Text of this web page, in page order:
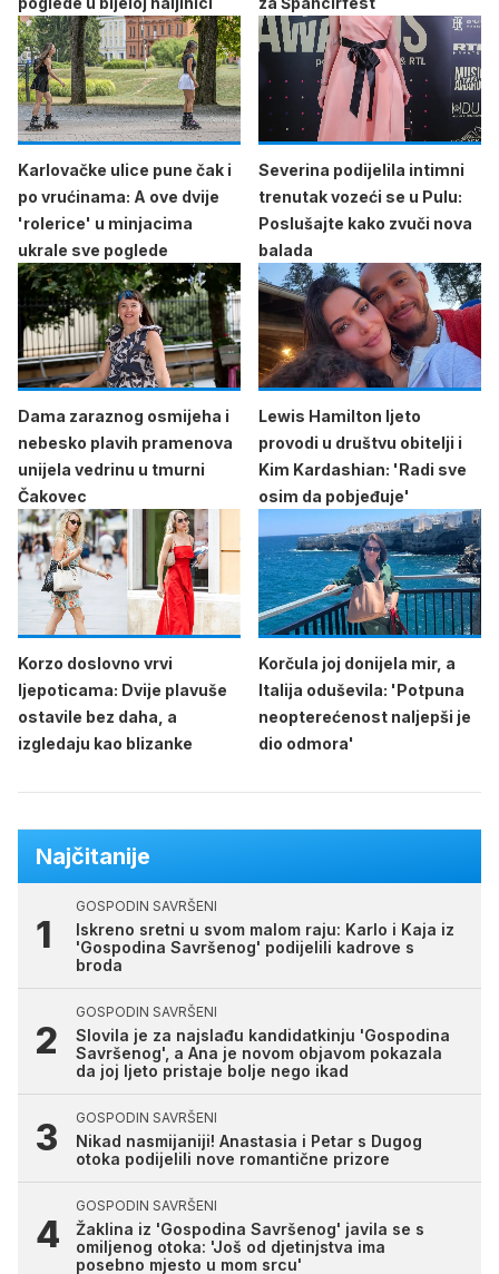
Karlovačke ulice pune čak i
po vrućinama: A ove dvije
'rolerice' u minjacima
ukrale sve poglede
Severina podijelila intimni
trenutak vozeći se u Pulu:
Poslušajte kako zvuči nova
balada
Dama zaraznog osmijeha i
nebesko plavih pramenova
unijela vedrinu u tmurni
Čakovec
Lewis Hamilton ljeto
provodi u društvu obitelji i
Kim Kardashian: 'Radi sve
osim da pobjeđuje'
Korzo doslovno vrvi
ljepoticama: Dvije plavuše
ostavile bez daha, a
izgledaju kao blizanke
Korčula joj donijela mir, a
Italija oduševila: 'Potpuna
neopterećenost naljepši je
dio odmora'
Najčitanije
GOSPODIN SAVRŠENI
Iskreno sretni u svom malom raju: Karlo i Kaja iz
'Gospodina Savršenog' podijelili kadrove s
broda
GOSPODIN SAVRŠENI
Slovila je za najslađu kandidatkinju 'Gospodina
Savršenog', a Ana je novom objavom pokazala
da joj ljeto pristaje bolje nego ikad
GOSPODIN SAVRŠENI
Nikad nasmijaniji! Anastasia i Petar s Dugog
otoka podijelili nove romantične prizore
GOSPODIN SAVRŠENI
Žaklina iz 'Gospodina Savršenog' javila se s
omiljenog otoka: 'Još od djetinjstva ima
posebno mjesto u mom srcu'